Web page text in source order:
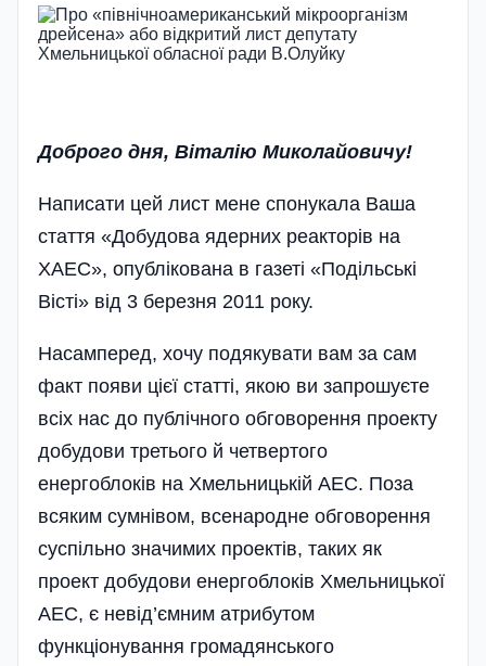
Доброго дня, Віталію Миколайовичу!
Написати цей лист мене спонукала Ваша
стаття «Добудова ядерних реакторів на
ХАЕС», опублікована в газеті «Подільські
Вісті» від 3 березня 2011 року.
Насамперед, хочу подякувати вам за сам
факт появи цієї статті, якою ви запрошуєте
всіх нас до публічного обговорення проекту
добудови третього й четвертого
енергоблоків на Хмельницькій АЕС. Поза
всяким сумнівом, всенародне обговорення
суспільно значимих проектів, таких як
проект добудови енергоблоків Хмельницької
АЕС, є невід’ємним атрибутом
функціонування громадянського